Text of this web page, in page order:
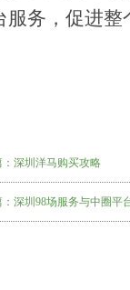
服务，促进整
深圳洋马购买攻略
深圳98场服务与中圈平